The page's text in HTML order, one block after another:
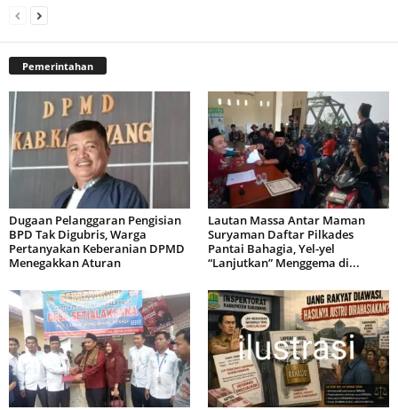
Pemerintahan
Dugaan Pelanggaran Pengisian
BPD Tak Digubris, Warga
Pertanyakan Keberanian DPMD
Menegakkan Aturan
Lautan Massa Antar Maman
Suryaman Daftar Pilkades
Pantai Bahagia, Yel-yel
“Lanjutkan” Menggema di...